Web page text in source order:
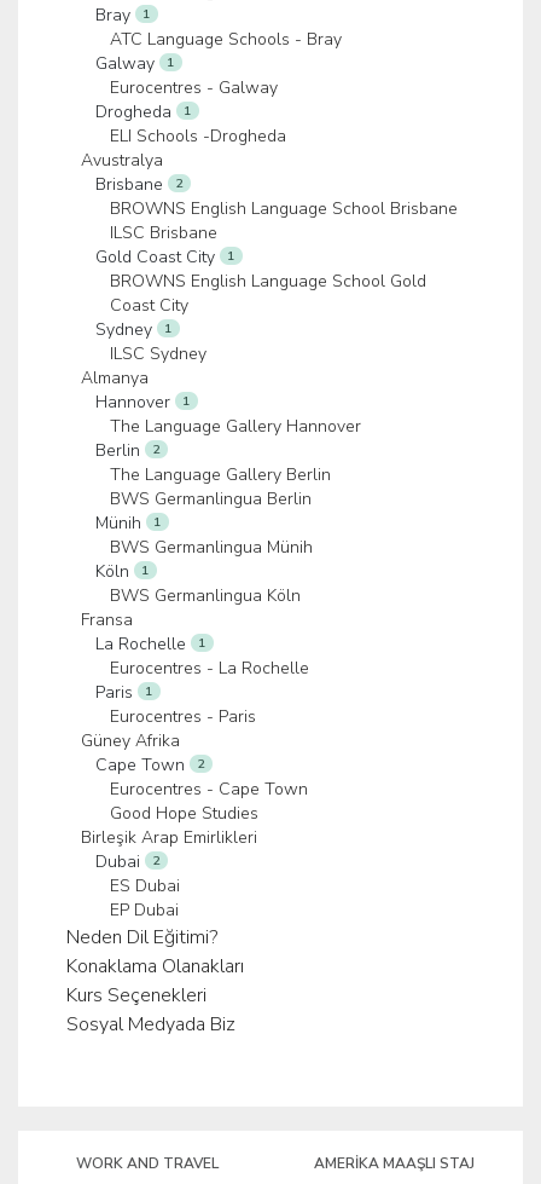
Bray
1
ATC Language Schools - Bray
Galway
1
Eurocentres - Galway
Drogheda
1
ELI Schools -Drogheda
Avustralya
Brisbane
2
BROWNS English Language School Brisbane
ILSC Brisbane
Gold Coast City
1
BROWNS English Language School Gold
Coast City
Sydney
1
ILSC Sydney
Almanya
Hannover
1
The Language Gallery Hannover
Berlin
2
The Language Gallery Berlin
BWS Germanlingua Berlin
Münih
1
BWS Germanlingua Münih
Köln
1
BWS Germanlingua Köln
Fransa
La Rochelle
1
Eurocentres - La Rochelle
Paris
1
Eurocentres - Paris
Güney Afrika
Cape Town
2
Eurocentres - Cape Town
Good Hope Studies
Birleşik Arap Emirlikleri
Dubai
2
ES Dubai
EP Dubai
Neden Dil Eğitimi?
Konaklama Olanakları
Kurs Seçenekleri
Sosyal Medyada Biz
WORK AND TRAVEL
AMERIKA MAAŞLI STAJ